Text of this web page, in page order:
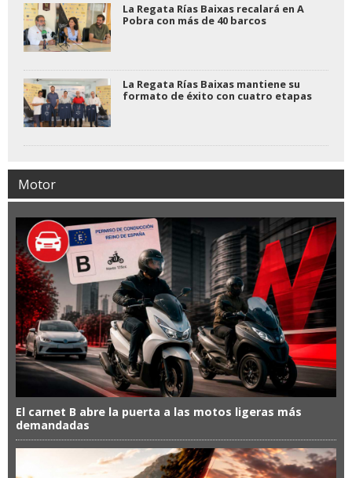
La Regata Rías Baixas recalará en A
Pobra con más de 40 barcos
La Regata Rías Baixas mantiene su
formato de éxito con cuatro etapas
Motor
El carnet B abre la puerta a las motos ligeras más
demandadas